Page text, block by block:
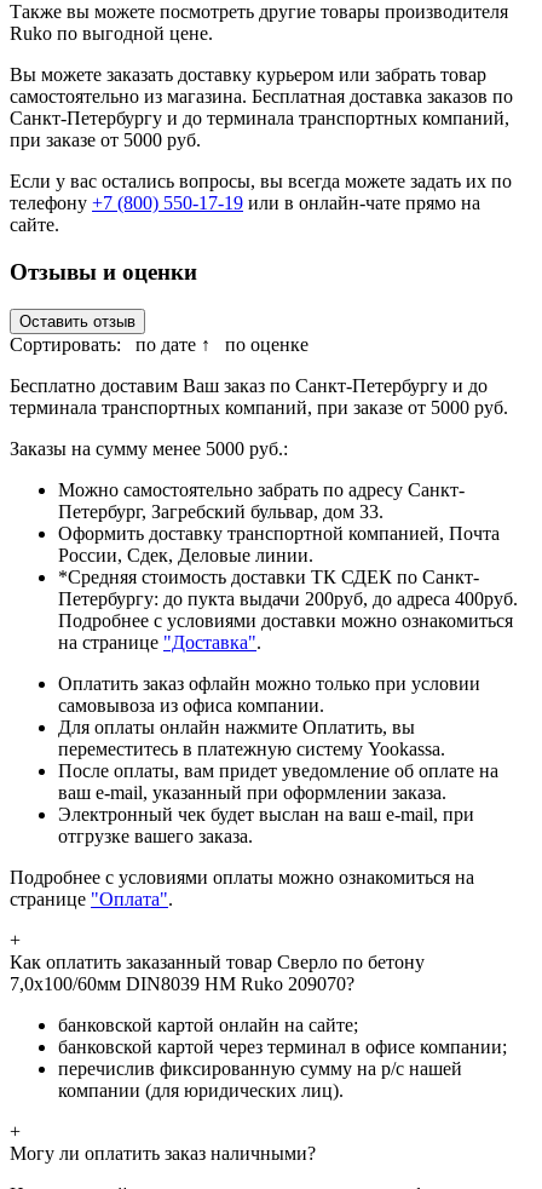
Также вы можете посмотреть другие товары производителя
Ruko по выгодной цене.
Вы можете заказать доставку курьером или забрать товар
самостоятельно из магазина. Бесплатная доставка заказов по
Санкт-Петербургу и до терминала транспортных компаний,
при заказе от 5000 руб.
Если у вас остались вопросы, вы всегда можете задать их по
телефону +7 (800) 550-17-19 или в онлайн-чате прямо на
сайте.
Отзывы и оценки
Оставить отзыв
Сортировать: по дате ↑
по оценке
Бесплатно доставим Ваш заказ по Санкт-Петербургу и до
терминала транспортных компаний, при заказе от 5000 руб.
Заказы на сумму менее 5000 руб.:
Можно самостоятельно забрать по адресу Санкт-
Петербург, Загребский бульвар, дом 33.
Оформить доставку транспортной компанией, Почта
России, Сдек, Деловые линии.
*Средняя стоимость доставки ТК СДЕК по Санкт-
Петербургу: до пукта выдачи 200руб, до адреса 400руб.
Подробнее с условиями доставки можно ознакомиться
на странице "Доставка".
Оплатить заказ офлайн можно только при условии
самовывоза из офиса компании.
Для оплаты онлайн нажмите Оплатить, вы
переместитесь в платежную систему Yookassa.
После оплаты, вам придет уведомление об оплате на
ваш e-mail, указанный при оформлении заказа.
Электронный чек будет выслан на ваш e-mail, при
отгрузке вашего заказа.
Подробнее с условиями оплаты можно ознакомиться на
странице "Оплата".
+
Как оплатить заказанный товар Сверло по бетону
7,0x100/60мм DIN8039 HM Ruko 209070?
банковской картой онлайн на сайте;
банковской картой через терминал в офисе компании;
перечислив фиксированную сумму на р/с нашей
компании (для юридических лиц).
+
Могу ли оплатить заказ наличными?